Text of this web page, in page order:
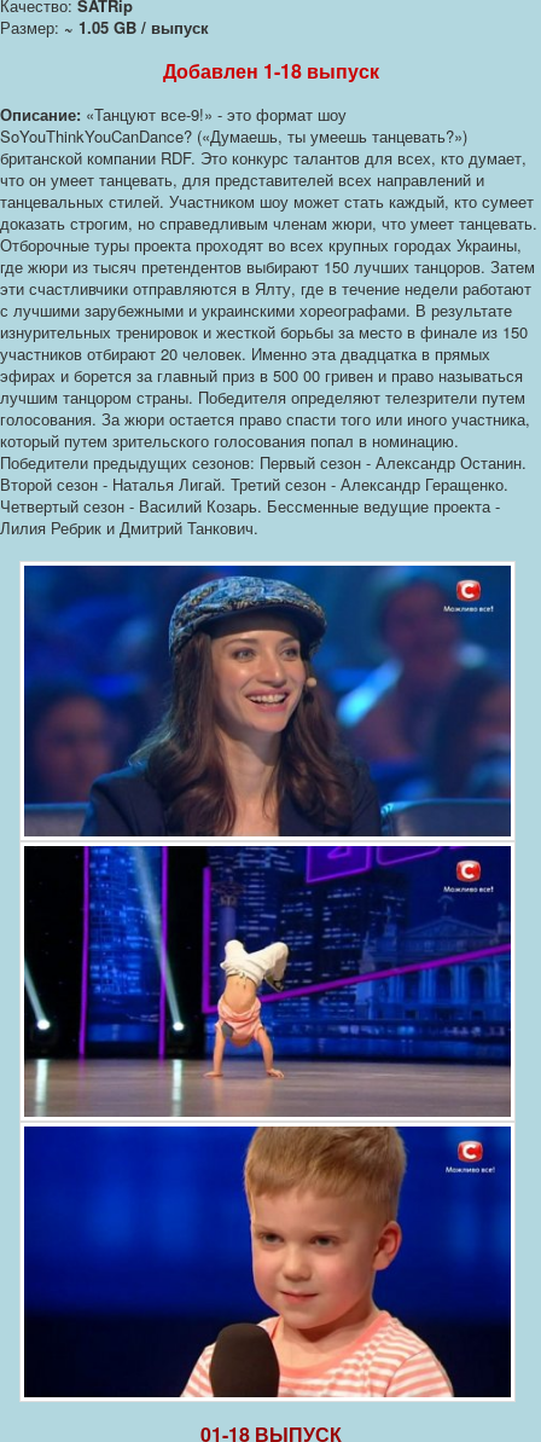
Качество: SATRip
Размер: ~ 1.05 GB / выпуск
Добавлен 1-18 выпуск
Описание: «Танцуют все-9!» - это формат шоу
SoYouThinkYouCanDance? («Думаешь, ты умеешь танцевать?»)
британской компании RDF. Это конкурс талантов для всех, кто думает,
что он умеет танцевать, для представителей всех направлений и
танцевальных стилей. Участником шоу может стать каждый, кто сумеет
доказать строгим, но справедливым членам жюри, что умеет танцевать.
Отборочные туры проекта проходят во всех крупных городах Украины,
где жюри из тысяч претендентов выбирают 150 лучших танцоров. Затем
эти счастливчики отправляются в Ялту, где в течение недели работают
с лучшими зарубежными и украинскими хореографами. В результате
изнурительных тренировок и жесткой борьбы за место в финале из 150
участников отбирают 20 человек. Именно эта двадцатка в прямых
эфирах и борется за главный приз в 500 00 гривен и право называться
лучшим танцором страны. Победителя определяют телезрители путем
голосования. За жюри остается право спасти того или иного участника,
который путем зрительского голосования попал в номинацию.
Победители предыдущих сезонов: Первый сезон - Александр Останин.
Второй сезон - Наталья Лигай. Третий сезон - Александр Геращенко.
Четвертый сезон - Василий Козарь. Бессменные ведущие проекта -
Лилия Ребрик и Дмитрий Танкович.
01-18 ВЫПУСК